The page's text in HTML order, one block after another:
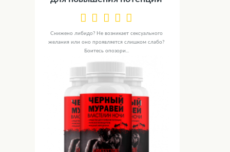
Снижено либидо? Не возникает сексуального
желания или оно проявляется слишком слабо?
Боитесь опозори...